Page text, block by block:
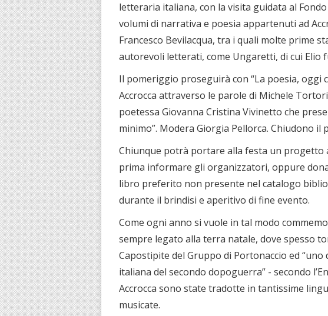
letteraria italiana, con la visita guidata al
volumi di narrativa e poesia appartenuti ad
Francesco Bevilacqua, tra i quali molte prime
autorevoli letterati, come Ungaretti, di cui Elio
Il pomeriggio proseguirà con “La poesia, oggi
Accrocca attraverso le parole di Michele
poetessa Giovanna Cristina Vivinetto che
minimo”. Modera Giorgia Pellorca. Chiudono il
Chiunque potrà portare alla festa un progetto
prima informare gli organizzatori, oppure
libro preferito non presente nel catalogo
durante il brindisi e aperitivo di fine evento.
Come ogni anno si vuole in tal modo
sempre legato alla terra natale, dove spesso
Capostipite del Gruppo di Portonaccio ed
italiana del secondo dopoguerra” - secondo
Accrocca sono state tradotte in tantissime
musicate.